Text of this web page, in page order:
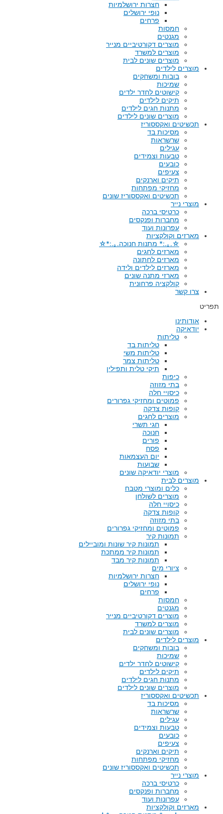
חצרות ירושלמיות
נופי ירושלים
פרחים
חמסות
מגנטים
מוצרים דקורטיביים מנייר
מוצרים למשרד
מוצרים שונים לבית
מוצרים לילדים
בובות ומשחקים
שמיכות
קישוטים לחדר ילדים
תיקים לילדים
מתנות חגים לילדים
מוצרים שונים לילדים
תכשיטים ואקססוריז
מסיכות בד
שרשראות
עגילים
טבעות וצמידים
כובעים
צעיפים
תיקים וארנקים
מחזיקי מפתחות
תכשיטים ואקססוריז שונים
מוצרי נייר
כרטיסי ברכה
מחברות ופנקסים
עפרונות ועוד
מארזים וקולקציות
☆.｡.:* מתנות חנוכה.｡.:*☆
מארזים לחגים
מארזים לחתונה
מארזים לילדים ולידה
מארזי מתנה שונים
קולקציה פרחונית
צרו קשר
תפריט
אודותינו
יודאיקה
טליתות
טליתות בד
טליתות משי
טליתות צמר
תיקי טלית ותפילין
כיפות
בתי מזוזה
כיסויי חלה
פמוטים ומחזיקי גפרורים
קופות צדקה
מוצרים לחגים
חגי תשרי
חנוכה
פורים
פסח
יום העצמאות
שבועות
מוצרי יודאיקה שונים
מוצרים לבית
כלים ומוצרי מטבח
מוצרים לשולחן
כיסויי חלה
קופות צדקה
בתי מזוזה
פמוטים ומחזיקי גפרורים
תמונות קיר
תמונות קיר שונות ומוביילים
תמונות קיר ממתכת
תמונות קיר מבד
ציורי מים
חצרות ירושלמיות
נופי ירושלים
פרחים
חמסות
מגנטים
מוצרים דקורטיביים מנייר
מוצרים למשרד
מוצרים שונים לבית
מוצרים לילדים
בובות ומשחקים
שמיכות
קישוטים לחדר ילדים
תיקים לילדים
מתנות חגים לילדים
מוצרים שונים לילדים
תכשיטים ואקססוריז
מסיכות בד
שרשראות
עגילים
טבעות וצמידים
כובעים
צעיפים
תיקים וארנקים
מחזיקי מפתחות
תכשיטים ואקססוריז שונים
מוצרי נייר
כרטיסי ברכה
מחברות ופנקסים
עפרונות ועוד
מארזים וקולקציות